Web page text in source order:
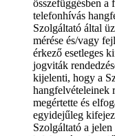
összefüggésben
telefonhívás
Szolgáltató által
mérése és/vagy
érkező esetleges
jogviták
kijelenti, hogy a
hangfelvételeinek
megértette és
egyidejűleg
Szolgáltató a